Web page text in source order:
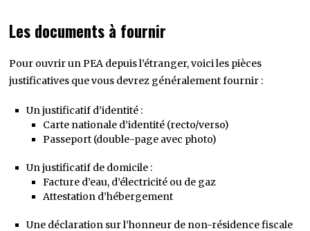
Les documents à fournir
Pour ouvrir un PEA depuis l’étranger, voici les pièces
justificatives que vous devrez généralement fournir :
Un justificatif d’identité :
Carte nationale d’identité (recto/verso)
Passeport (double-page avec photo)
Un justificatif de domicile :
Facture d’eau, d’électricité ou de gaz
Attestation d’hébergement
Une déclaration sur l’honneur de non-résidence fiscale